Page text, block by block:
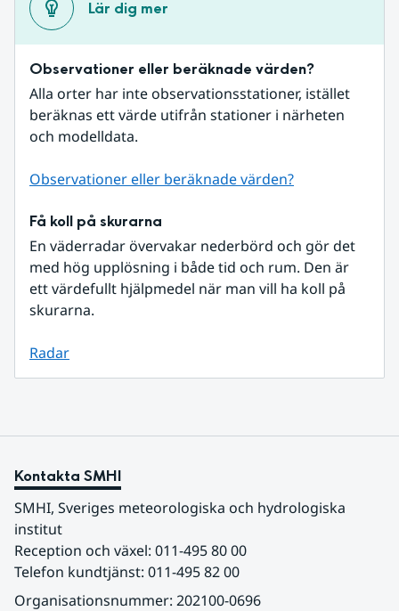
Lär dig mer
Observationer eller beräknade värden?
Alla orter har inte observationsstationer, istället
beräknas ett värde utifrån stationer i närheten
och modelldata.
Observationer eller beräknade värden?
Få koll på skurarna
En väderradar övervakar nederbörd och gör det
med hög upplösning i både tid och rum. Den är
ett värdefullt hjälpmedel när man vill ha koll på
skurarna.
Radar
Kontakta SMHI
SMHI, Sveriges meteorologiska och hydrologiska
institut
Reception och växel: 011-495 80 00
Telefon kundtjänst: 011-495 82 00
Organisationsnummer: 202100-0696